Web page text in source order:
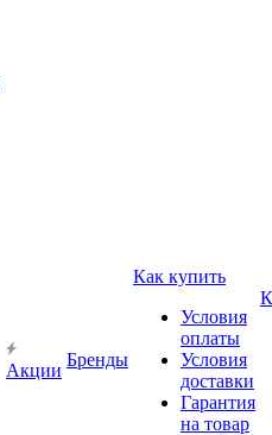
Акции
Бренды
Как купить
Условия
оплаты
Условия
доставки
Гарантия
на товар